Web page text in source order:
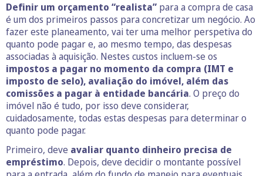
Definir um orçamento “realista” para a compra de casa
é um dos primeiros passos para concretizar um negócio. Ao
fazer este planeamento, vai ter uma melhor perspetiva do
quanto pode pagar e, ao mesmo tempo, das despesas
associadas à aquisição. Nestes custos incluem-se os
impostos a pagar no momento da compra (IMT e
imposto de selo), avaliação do imóvel, além das
comissões a pagar à entidade bancária. O preço do
imóvel não é tudo, por isso deve considerar,
cuidadosamente, todas estas despesas para determinar o
quanto pode pagar.
Primeiro, deve avaliar quanto dinheiro precisa de
empréstimo. Depois, deve decidir o montante possível